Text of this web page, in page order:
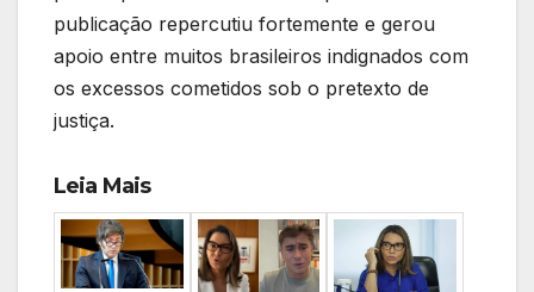
publicação repercutiu fortemente e gerou
apoio entre muitos brasileiros indignados com
os excessos cometidos sob o pretexto de
justiça.
Leia Mais